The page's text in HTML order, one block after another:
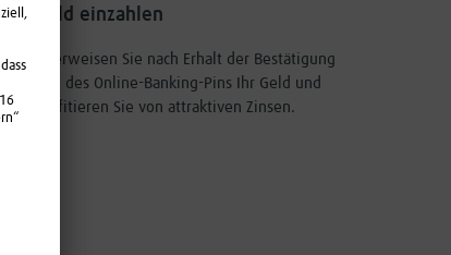
Geld einzahlen
Überweisen Sie nach Erhalt der Bestätigung
und des Online-Banking-Pins Ihr Geld und
profitieren Sie von attraktiven Zinsen.